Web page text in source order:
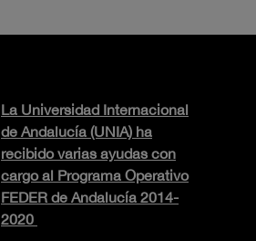
La Universidad Internacional
de Andalucía (UNIA) ha
recibido varias ayudas con
cargo al Programa Operativo
FEDER de Andalucía 2014-
2020